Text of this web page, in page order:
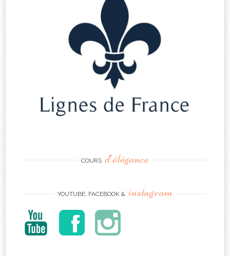
COURS d’élégance
YOUTUBE, FACEBOOK & instagram